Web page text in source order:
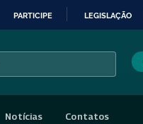
PARTICIPE LEGISLAÇÃO
Notícias Contatos